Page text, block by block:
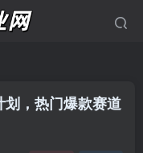
，热门爆款赛道